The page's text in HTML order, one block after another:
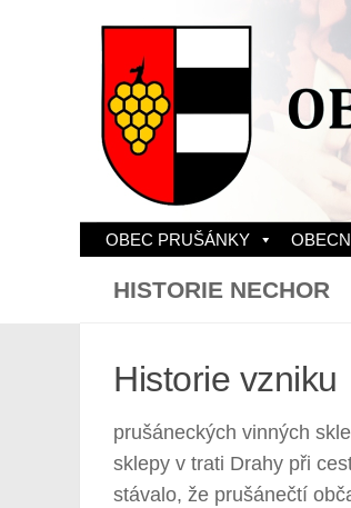
Skip to content
OBEC PRUŠÁNKY
HISTORIE NECHOR
Historie vzniku
prušáneckých vinných
sklepy v trati Drahy při
stávalo, že prušánečtí